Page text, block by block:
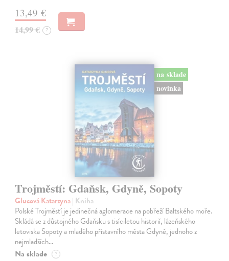
13,49 €
14,99 € ?
na sklade
novinka
Trojměstí: Gdaňsk, Gdyně, Sopoty
Glucová Katarzyna| Kniha
Polské Trojměstí je jedinečná aglomerace na pobřeží Baltského moře.
Skládá se z důstojného Gdaňsku s tisíciletou historií, lázeňského
letoviska Sopoty a mladého přístavního města Gdyně, jednoho z
nejmladších…
Na sklade ?